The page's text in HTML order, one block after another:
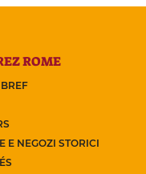
ROME
E NEGOZI STORICI